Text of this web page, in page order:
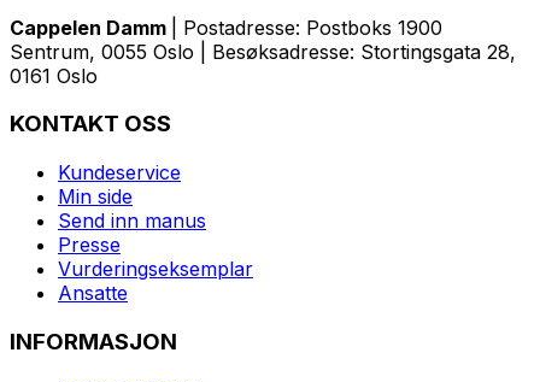
Cappelen Damm
| Postadresse: Postboks 1900
Sentrum, 0055 Oslo | Besøksadresse: Stortingsgata 28,
0161 Oslo
KONTAKT OSS
Kundeservice
Min side
Send inn manus
Presse
Vurderingseksemplar
Ansatte
INFORMASJON